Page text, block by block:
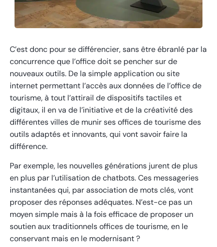
C’est donc pour se différencier, sans être ébranlé par la
concurrence que l’office doit se pencher sur de
nouveaux outils. De la simple application ou site
internet permettant l’accès aux données de l’office de
tourisme, à tout l’attirail de dispositifs tactiles et
digitaux, il en va de l’initiative et de la créativité des
différentes villes de munir ses offices de tourisme des
outils adaptés et innovants, qui vont savoir faire la
différence.
Par exemple, les nouvelles générations jurent de plus
en plus par l’utilisation de chatbots. Ces messageries
instantanées qui, par association de mots clés, vont
proposer des réponses adéquates. N’est-ce pas un
moyen simple mais à la fois efficace de proposer un
soutien aux traditionnels offices de tourisme, en le
conservant mais en le modernisant ?